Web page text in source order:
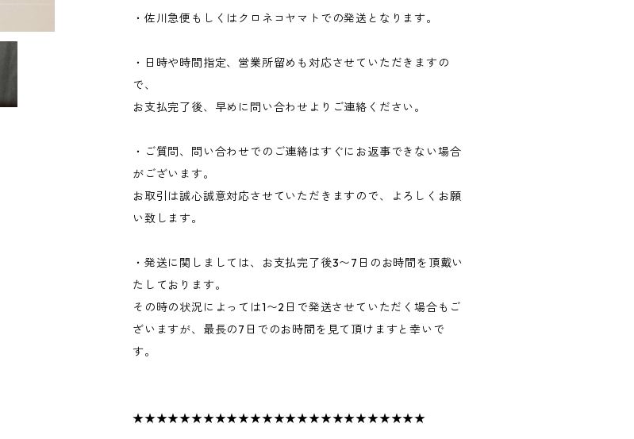
・佐川急便もしくはクロネコヤマトでの発送となります。
・日時や時間指定、営業所留めも対応させていただきますの
で、
お支払完了後、早めに問い合わせよりご連絡ください。
・ご質問、問い合わせでのご連絡はすぐにお返事できない場合
がございます。
お取引は誠心誠意対応させていただきますので、よろしくお願
い致します。
・発送に関しましては、お支払完了後3〜7日のお時間を頂戴い
たしております。
その時の状況によっては1〜2日で発送させていただく場合もご
ざいますが、最長の7日でのお時間を見て頂けますと幸いで
す。
★★★★★★★★★★★★★★★★★★★★★★★★★